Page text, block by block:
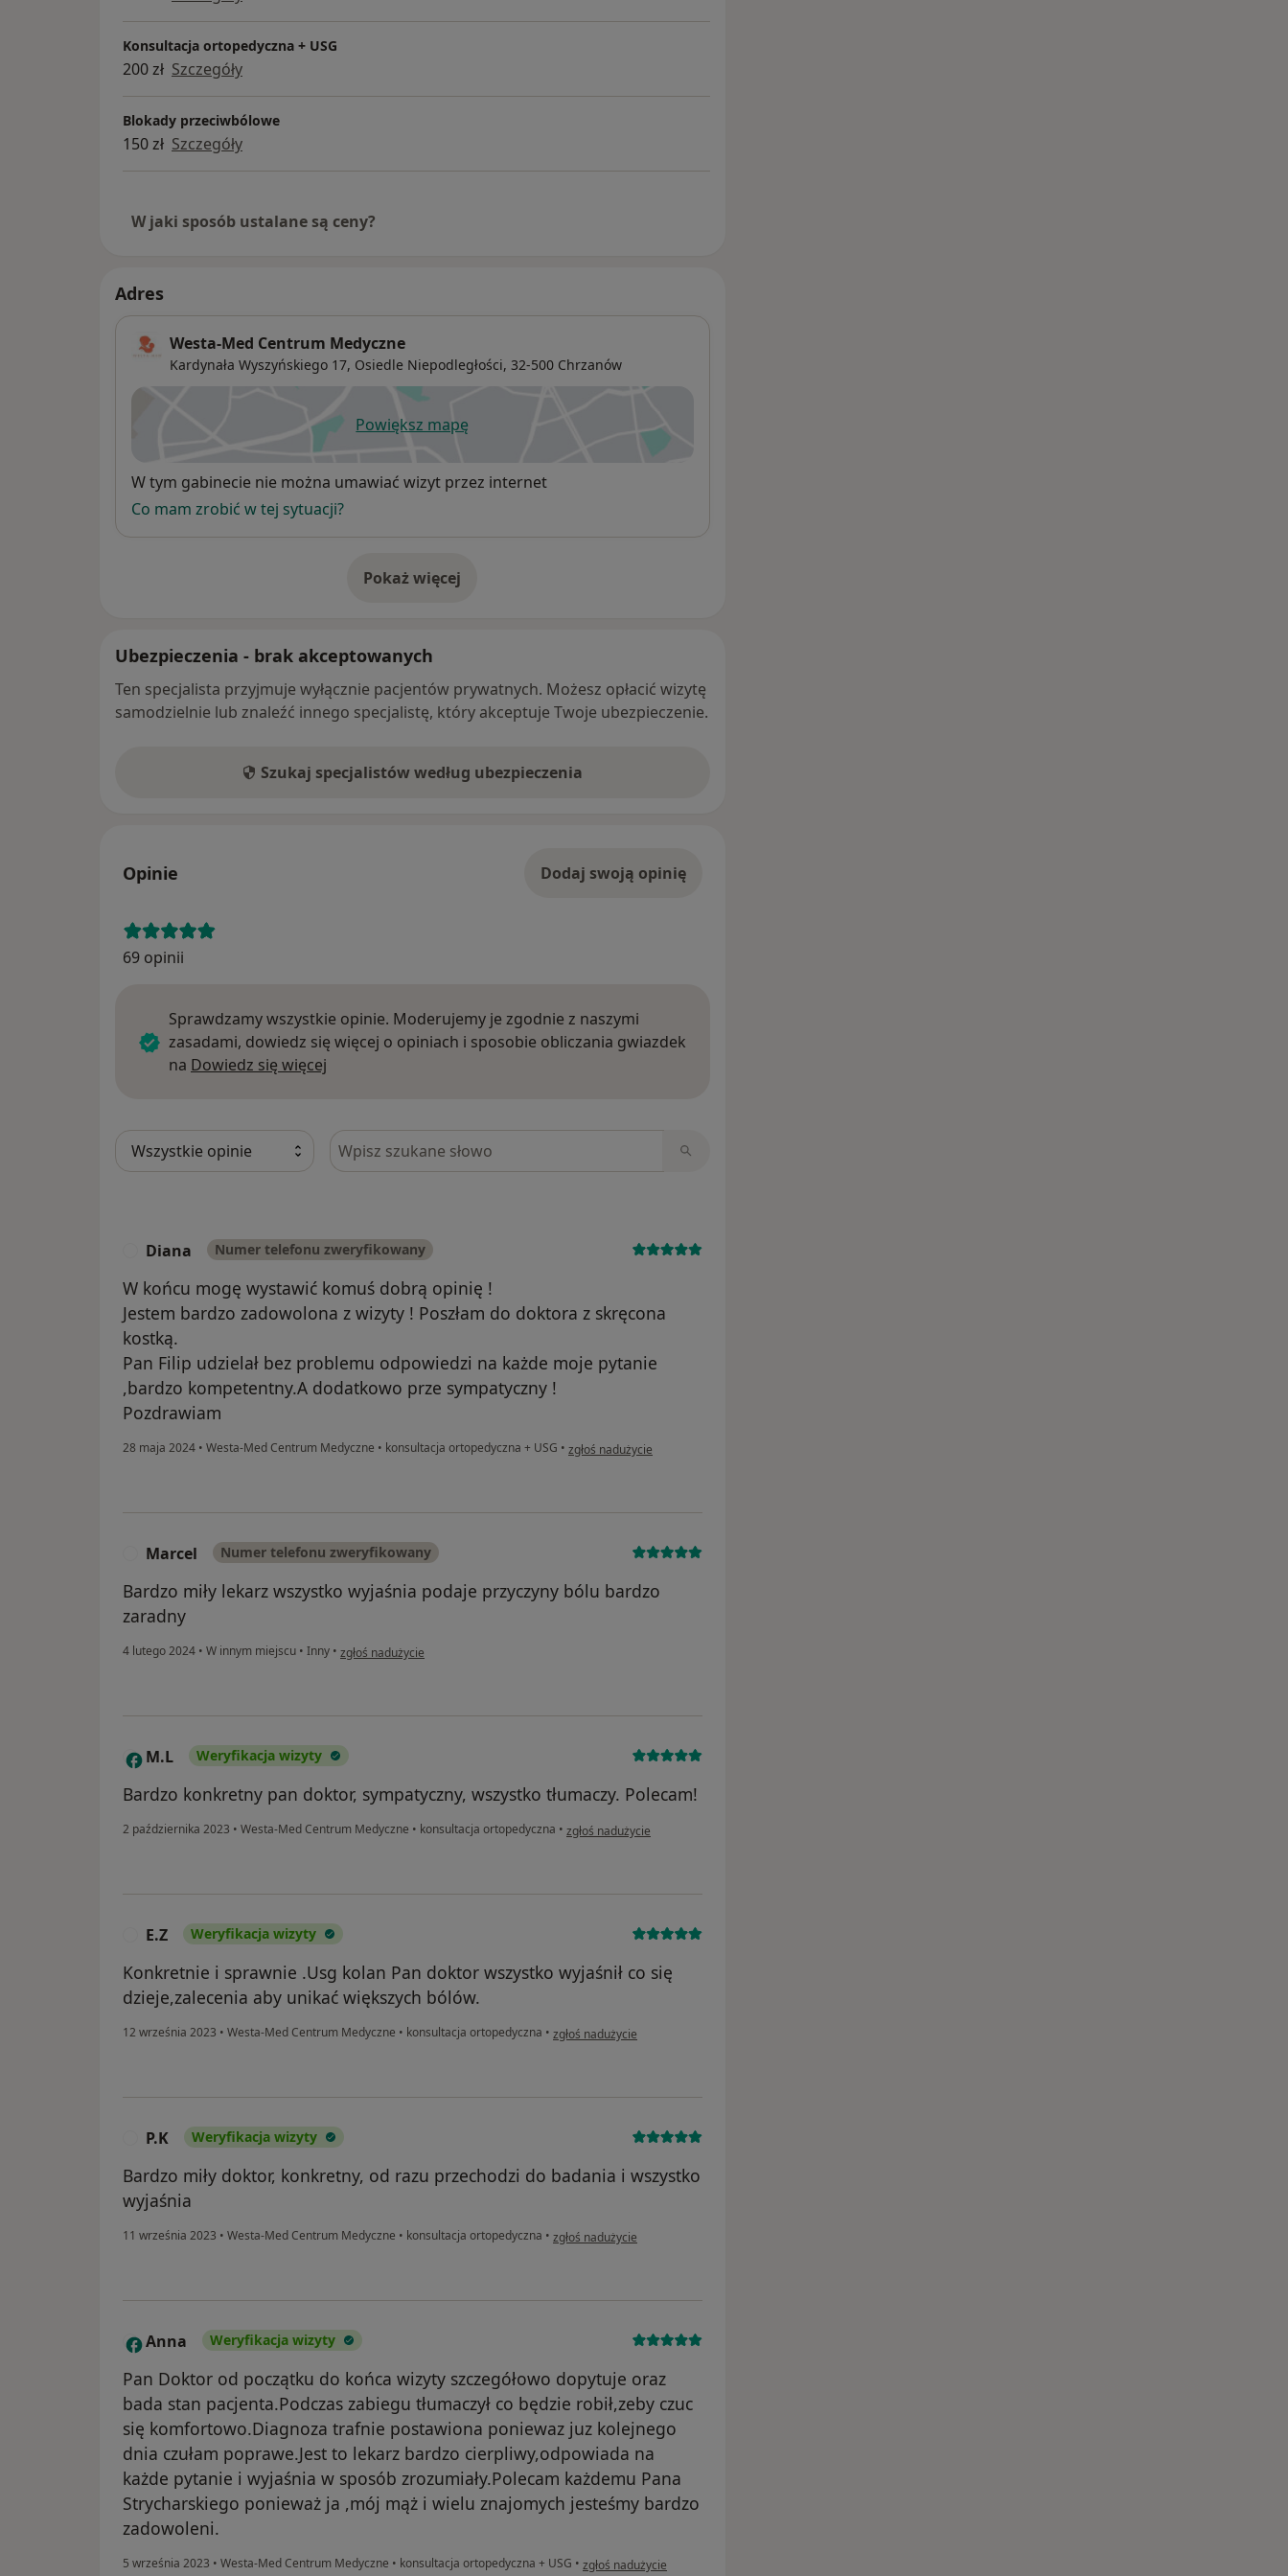
Konsultacja ortopedyczna + USG
200 zł Szczegóły
Blokady przeciwbólowe
150 zł Szczegóły
W jaki sposób ustalane są ceny?
Adres
Westa-Med Centrum Medyczne
Kardynała Wyszyńskiego 17, Osiedle Niepodległości, 32-500 Chrzanów
Powiększ mapęotwiera się w nowej karcie
Dostępność
W tym gabinecie nie można umawiać wizyt przez internet
Co mam zrobić w tej sytuacji?
Pokaż więcej
o adresie
Ubezpieczenia - brak akceptowanych
Ten specjalista przyjmuje wyłącznie pacjentów prywatnych. Możesz opłacić wizytę
samodzielnie lub znaleźć innego specjalistę, który akceptuje Twoje ubezpieczenie.
Szukaj specjalistów według ubezpieczenia
Opinie Dodaj swoją opinię
69 opinii
Sprawdzamy wszystkie opinie. Moderujemy je zgodnie z naszymi
zasadami, dowiedz się więcej o opiniach i sposobie obliczania gwiazdek
na Dowiedz się więcej
Szukaj w opiniach
Diana Numer telefonu zweryfikowany
W końcu mogę wystawić komuś dobrą opinię !
Jestem bardzo zadowolona z wizyty ! Poszłam do doktora z skręcona
kostką.
Pan Filip udzielał bez problemu odpowiedzi na każde moje pytanie
,bardzo kompetentny.A dodatkowo prze sympatyczny !
Pozdrawiam
28 maja 2024 • Westa-Med Centrum Medyczne • konsultacja ortopedyczna + USG • w opinii użytkownika Diana
zgłoś nadużycie
Marcel Numer telefonu zweryfikowany
Bardzo miły lekarz wszystko wyjaśnia podaje przyczyny bólu bardzo
zaradny
4 lutego 2024 • W innym miejscu • Inny • w opinii użytkownika Marcel
zgłoś nadużycie
M M.L Weryfikacja wizyty
Bardzo konkretny pan doktor, sympatyczny, wszystko tłumaczy. Polecam!
2 października 2023 • Westa-Med Centrum Medyczne • konsultacja ortopedyczna • w opinii użytkownika M.L
zgłoś nadużycie
E.Z Weryfikacja wizyty
Konkretnie i sprawnie .Usg kolan Pan doktor wszystko wyjaśnił co się
dzieje,zalecenia aby unikać większych bólów.
12 września 2023 • Westa-Med Centrum Medyczne • konsultacja ortopedyczna • w opinii użytkownika E.Z
zgłoś nadużycie
P.K Weryfikacja wizyty
Bardzo miły doktor, konkretny, od razu przechodzi do badania i wszystko
wyjaśnia
11 września 2023 • Westa-Med Centrum Medyczne • konsultacja ortopedyczna • w opinii użytkownika P.K
zgłoś nadużycie
A Anna Weryfikacja wizyty
Pan Doktor od początku do końca wizyty szczegółowo dopytuje oraz
bada stan pacjenta.Podczas zabiegu tłumaczył co będzie robił,zeby czuc
się komfortowo.Diagnoza trafnie postawiona poniewaz juz kolejnego
dnia czułam poprawe.Jest to lekarz bardzo cierpliwy,odpowiada na
każde pytanie i wyjaśnia w sposób zrozumiały.Polecam każdemu Pana
Strycharskiego ponieważ ja ,mój mąż i wielu znajomych jesteśmy bardzo
zadowoleni.
5 września 2023 • Westa-Med Centrum Medyczne • konsultacja ortopedyczna + USG • w opinii użytkownika Anna
zgłoś nadużycie